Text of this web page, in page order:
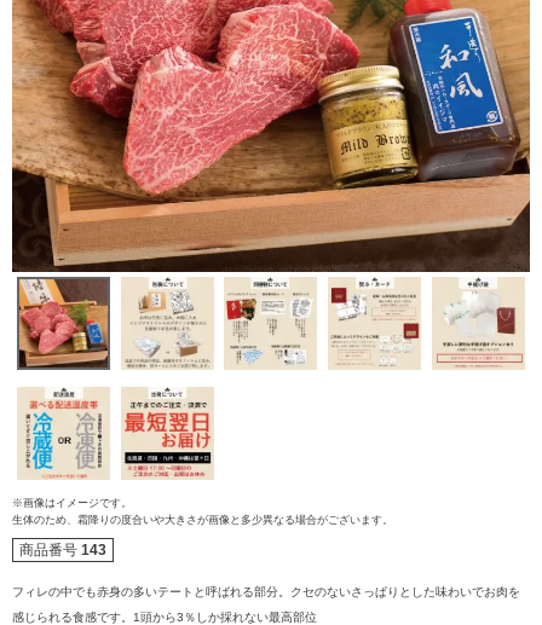
ご注文ガイド
配送・送料
すき焼き
※画像はイメージです。
生体のため、霜降りの度合いや大きさが画像と多少異なる場合がございます。
商品番号 143
フィレの中でも赤身の多いテートと呼ばれる部分。クセのないさっぱりとした味わいでお肉を
感じられる食感です。1頭から3％しか採れない最高部位